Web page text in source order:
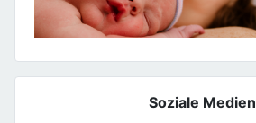
Soziale Medien